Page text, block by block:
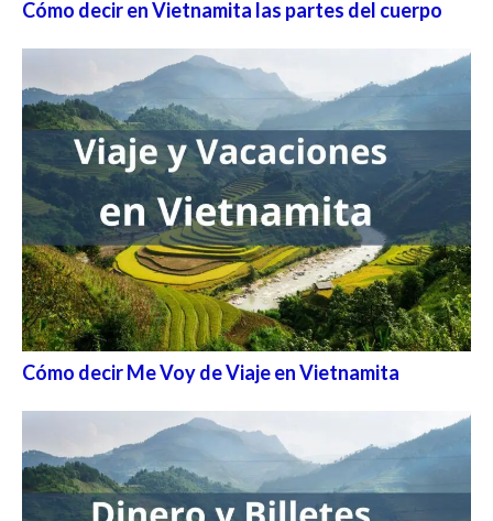
Cómo decir en Vietnamita las partes del cuerpo
Cómo decir Me Voy de Viaje en Vietnamita